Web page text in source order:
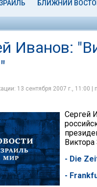
БЛИЖНИЙ
Иванов:
13 сентября 2007 г., 11:00
Сергей
- Die
-